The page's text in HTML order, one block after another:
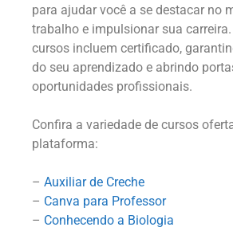
para ajudar você a se destacar no
trabalho e impulsionar sua
cursos incluem certificado,
do seu aprendizado e abrindo
oportunidades profissionais.
Confira a variedade de cursos
plataforma:
– Auxiliar de Creche
– Canva para Professor
– Conhecendo a Biologia